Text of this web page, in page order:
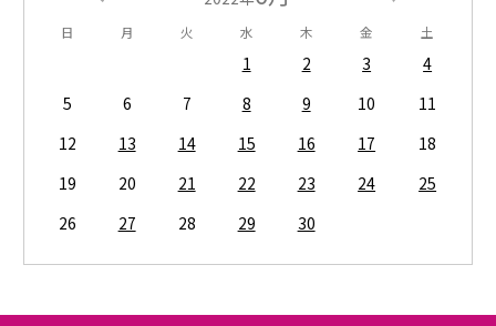
日 月 火 水 木 金 土
1 2 3
4
5
6 7 8 9 10
11
12
13 14 15 16 17
18
19
20 21 22 23 24
25
26
27 28 29 30